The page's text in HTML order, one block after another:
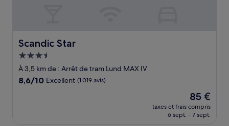
Scandic Star
Scandic Star
Hébergement
3.5 étoiles
À 3,5 km de : Arrêt de tram Lund MAX IV
8.6
8,6/10 Excellent (1 019 avis)
Le
nouveau
prix
85 €
taxes et frais compris
6 sept. - 7 sept.